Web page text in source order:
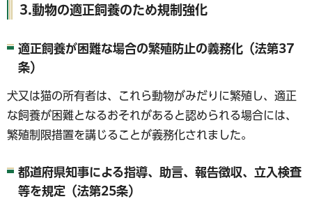
3.動物の適正飼養のため規制強化
適正飼養が困難な場合の繁殖防止の義務化（法第37
条）
犬又は猫の所有者は、これら動物がみだりに繁殖し、適正
な飼養が困難となるおそれがあると認められる場合には、
繁殖制限措置を講じることが義務化されました。
都道府県知事による指導、助言、報告徴収、立入検査
等を規定（法第25条）